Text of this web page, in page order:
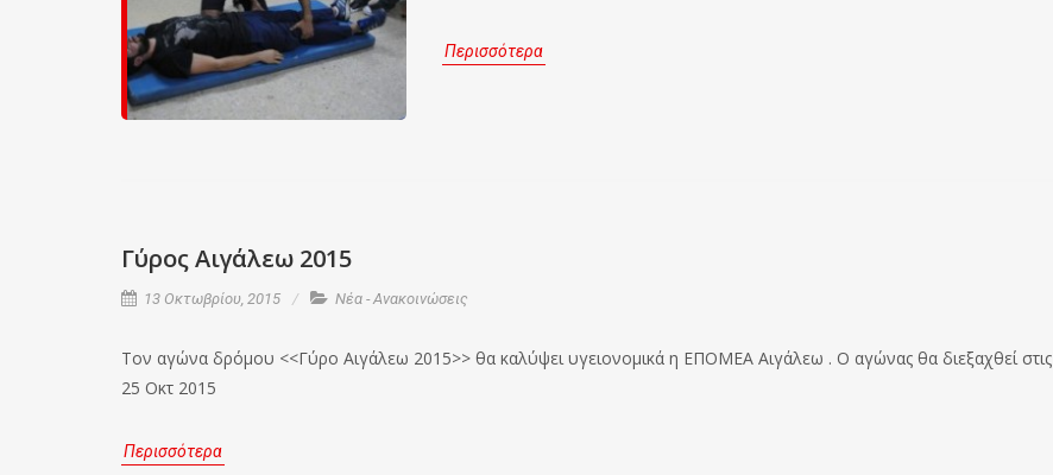
Περισσότερα
Γύρος Αιγάλεω 2015
13 Οκτωβρίου, 2015 Νέα - Ανακοινώσεις
Τον αγώνα δρόμου <<Γύρο Αιγάλεω 2015>> θα καλύψει υγειονομικά η ΕΠΟΜΕΑ Αιγάλεω . Ο αγώνας θα διεξαχθεί στις
25 Οκτ 2015
Περισσότερα